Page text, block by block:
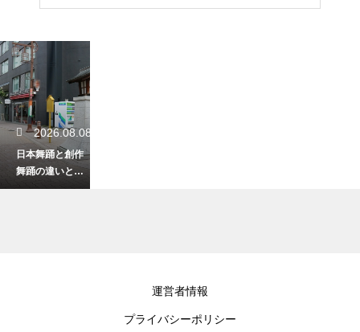
2026.08.08
日本舞踊と創作
舞踊の違いと
は？型に則った
運営者情報
プライバシーポリシー